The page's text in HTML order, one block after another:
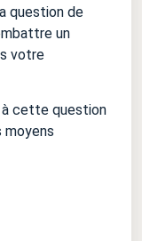
question de
un
votre
à cette question